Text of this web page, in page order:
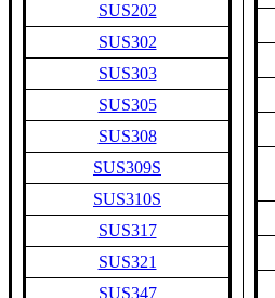
SUS202
SUS302
SUS303
SUS305
SUS308
SUS309S
SUS310S
SUS317
SUS321
SUS347